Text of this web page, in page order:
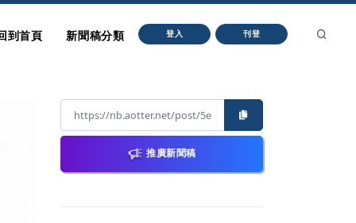
到首頁 新聞稿分類 登入 刊登
推廣新聞稿